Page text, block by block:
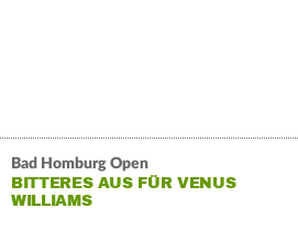
Bad Homburg Open
BITTERES AUS FÜR VENUS
WILLIAMS